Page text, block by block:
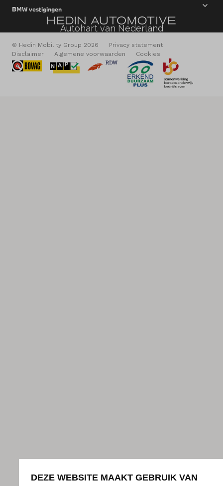
DEZE WEBSITE MAAKT GEBRUIK VAN
BMW vestigingen
Autohart van Nederland
© Hedin Mobility Group 2026
Privacy statement
Disclaimer
Algemene voorwaarden Cookies